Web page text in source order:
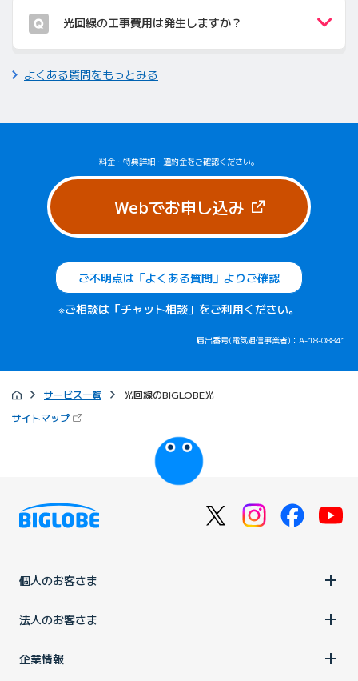
光回線の工事費用は発生しますか？
よくある質問をもっとみる
料金 ・ 特典詳細 ・ 違約金をご確認ください。
Webでお申し込み（新しいタブ
ご不明点は「よくある質問」よりご確認
※ご相談は「チャット相談」をご利用ください。
届出番号(電気通信事業者)：A-18-08841
サービス一覧
光回線のBIGLOBE光
サイトマップ（新しいタブで開きます）
びっぷるのページ
個人のお客さま
法人のお客さま
企業情報